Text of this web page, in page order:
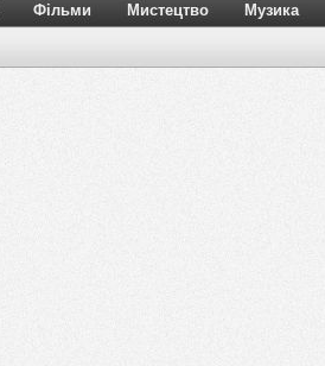
Фільми Мистецтво Музика